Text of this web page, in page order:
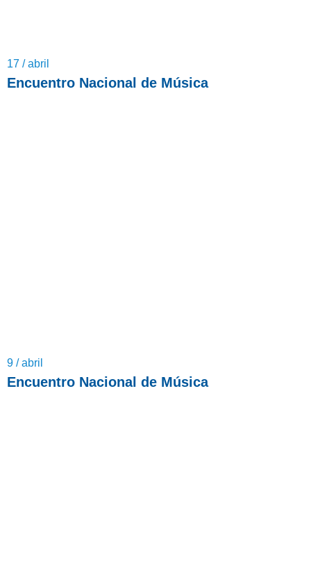
17 / abril
Encuentro Nacional de Música
9 / abril
Encuentro Nacional de Música